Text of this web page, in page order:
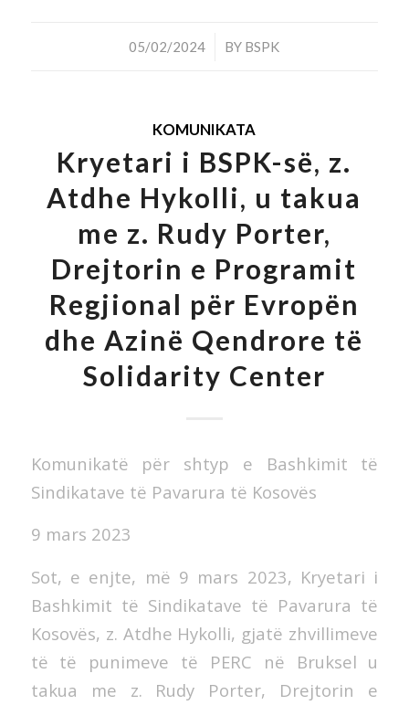
05/02/2024
/ BY BSPK
KOMUNIKATA
Kryetari i BSPK-së, z.
Atdhe Hykolli, u takua
me z. Rudy Porter,
Drejtorin e Programit
Regjional për Evropën
dhe Azinë Qendrore të
Solidarity Center
Komunikatë për shtyp e Bashkimit të
Sindikatave të Pavarura të Kosovës
9 mars 2023
Sot, e enjte, më 9 mars 2023, Kryetari i
Bashkimit të Sindikatave të Pavarura të
Kosovës, z. Atdhe Hykolli, gjatë zhvillimeve
të të punimeve të PERC në Bruksel u
takua me z. Rudy Porter, Drejtorin e